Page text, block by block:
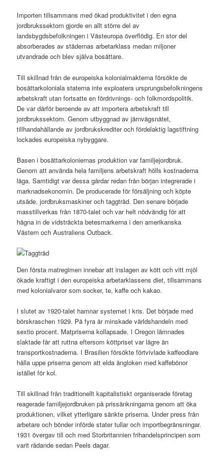
Importen tillsammans med ökad produktivitet i den egna
jordbrukssektorn gjorde en allt större del av
landsbygdsbefolkningen i Västeuropa överflödig. En stor del
absorberades av städernas arbetarklass medan miljoner
utvandrade och blev själva bosättare.
Till skillnad från de europeiska kolonialmakterna försökte de
bosättarkoloniala staterna inte exploatera ursprungsbefolkningens
arbetskraft utan fortsatte en fördrivnings- och folkmordspolitik.
De var därför beroende av att importera arbetskraft till
jordbrukssektorn. Genom utbyggnad av järnvägsnätet,
tillhandahållande av jordbrukskrediter och fördelaktig lagstiftning
lockades europeiska nybyggare.
Basen i bosättarkoloniernas produktion var familjejordbruk.
Genom att använda hela familjens arbetskraft hölls kostnaderna
låga. Samtidigt var dessa gårdar redan från början integrerade i
marknadsekonomin. De producerade för försäljning och köpte
utsäde, jordbruksmaskiner och taggtråd. Den senare började
masstillverkas från 1870-talet och var helt nödvändig för att
hägna in de vidsträckta betesmarkerna i den amerikanska
Västern och Australiens Outback.
Den första matregimen innebar att inslagen av kött och vitt mjöl
ökade kraftigt i den europeiska arbetarklassens diet, tillsammans
med kolonialvaror som socker, te, kaffe och kakao.
I slutet av 1920-talet hamnar systemet i kris. Det började med
börskraschen 1929. På fyra år minskade världshandeln med
sextio procent. Matpriserna kollapsade. I Oregon lämnades
slaktade får att ruttna eftersom köttpriset var lägre än
transportkostnaderna. I Brasilien försökte förtvivlade kaffeodlare
hålla uppe priserna genom att elda ångloken med kaffebönor
istället för kol.
Till skillnad från traditionellt kapitalistiskt organiserade företag
reagerade familjejordbruken på prissänkningarna genom att öka
produktionen, vilket ytterligare sänkte priserna. Under press från
arbetare och bönder införde stater tullar och importbegränsningar.
1931 övergav till och med Storbritannien frihandelsprincipen som
varit rådande sedan Peels dagar.